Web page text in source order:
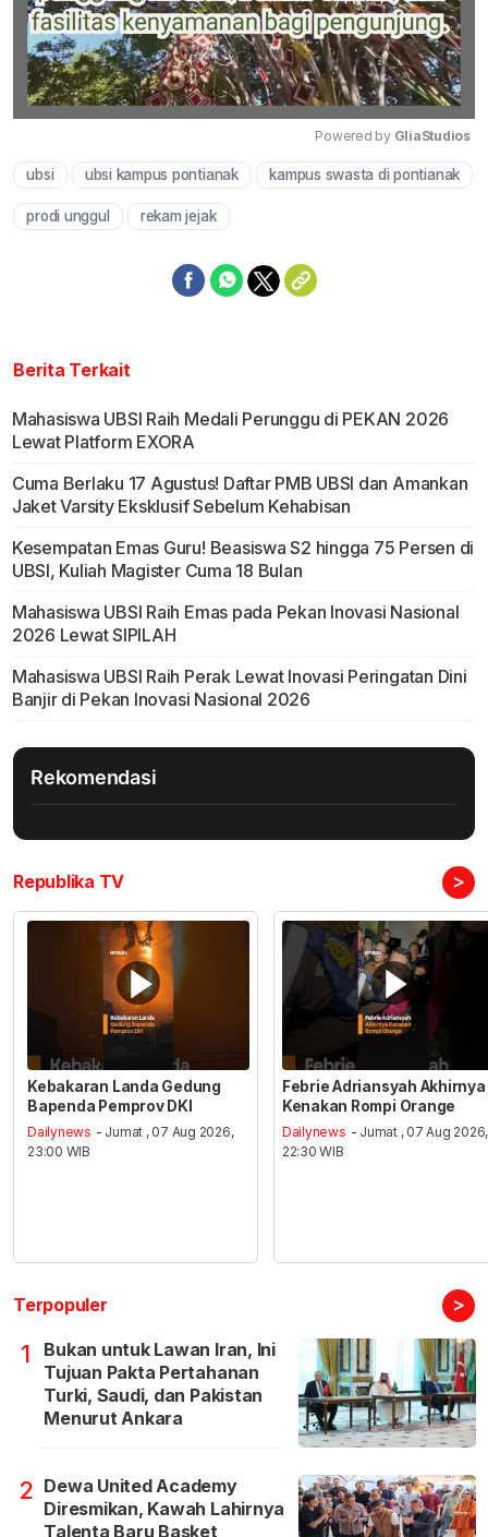
Mute
Powered by GliaStudios
ubsi ubsi kampus pontianak kampus swasta di pontianak
prodi unggul rekam jejak
Berita Terkait
Mahasiswa UBSI Raih Medali Perunggu di PEKAN 2026
Lewat Platform EXORA
Cuma Berlaku 17 Agustus! Daftar PMB UBSI dan Amankan
Jaket Varsity Eksklusif Sebelum Kehabisan
Kesempatan Emas Guru! Beasiswa S2 hingga 75 Persen di
UBSI, Kuliah Magister Cuma 18 Bulan
Mahasiswa UBSI Raih Emas pada Pekan Inovasi Nasional
2026 Lewat SIPILAH
Mahasiswa UBSI Raih Perak Lewat Inovasi Peringatan Dini
Banjir di Pekan Inovasi Nasional 2026
Rekomendasi
Republika TV >
Kebakaran Landa Gedung
Bapenda Pemprov DKI
Dailynews - Jumat , 07 Aug 2026,
23:00 WIB
Febrie Adriansyah Akhirnya
Kenakan Rompi Orange
Dailynews - Jumat , 07 Aug 2026,
22:30 WIB
Terpopuler >
1
Bukan untuk Lawan Iran, Ini
Tujuan Pakta Pertahanan
Turki, Saudi, dan Pakistan
Menurut Ankara
2 Dewa United Academy
Diresmikan, Kawah Lahirnya
Talenta Baru Basket